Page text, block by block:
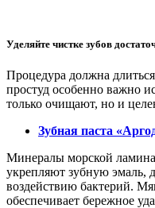
Уделяйте чистке зубов
Процедура должна
простуд особенно важно
только очищают, но и
Зубная паста
Минералы морской
укрепляют зубную эмаль,
воздействию бактерий.
обеспечивает бережное